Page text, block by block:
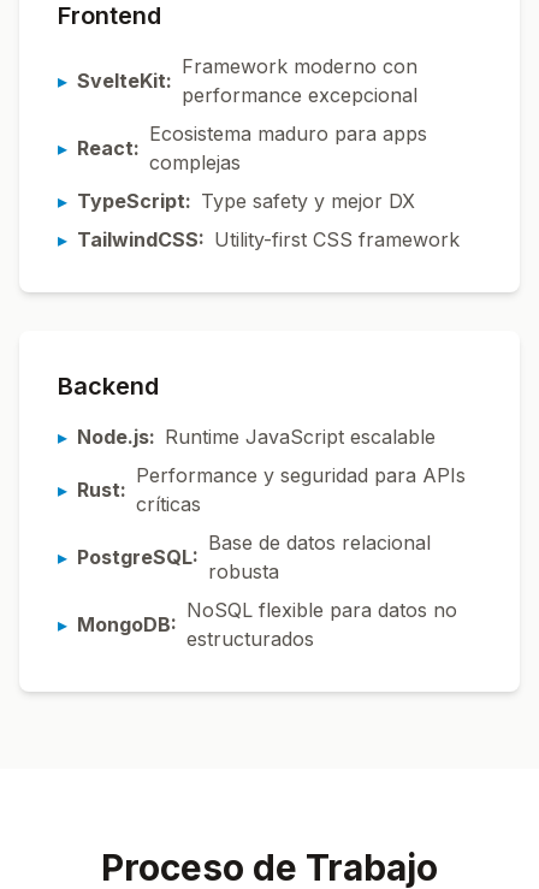
Frontend
▸ SvelteKit:
Framework moderno con
performance excepcional
▸ React:
Ecosistema maduro para apps
complejas
▸ TypeScript: Type safety y mejor DX
▸ TailwindCSS: Utility-first CSS framework
Backend
▸ Node.js: Runtime JavaScript escalable
▸ Rust:
Performance y seguridad para APIs
críticas
▸ PostgreSQL:
Base de datos relacional
robusta
▸ MongoDB:
NoSQL flexible para datos no
estructurados
Proceso de Trabajo